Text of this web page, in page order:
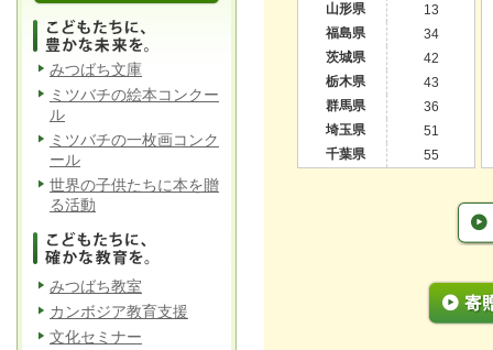
山形県
13
福島県
34
茨城県
42
栃木県
43
群馬県
36
埼玉県
51
千葉県
55
みつばち文庫
ミツバチの絵本コンクー
ル
ミツバチの一枚画コンク
ール
世界の子供たちに本を贈
る活動
みつばち教室
カンボジア教育支援
文化セミナー